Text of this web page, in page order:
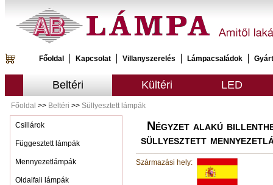
Főoldal Kapcsolat Villanyszerelés Lámpacsaládok
Beltéri Kültéri LED
Főoldal >> Beltéri >> Süllyesztett lámpák
Csillárok
Függesztett lámpák
Mennyezetlámpák
Oldalfali lámpák
Négyzet alakú
süllyesztett
Származási hely: